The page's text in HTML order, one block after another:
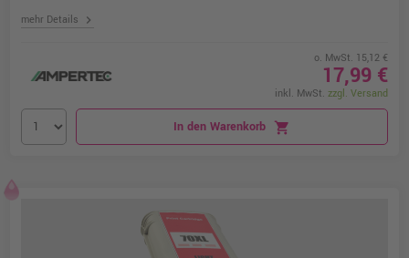
mehr Details chevron_right
o. MwSt. 15,12 €
17,99 €
inkl. MwSt. zzgl. Versand
In den Warenkorb shopping_cart